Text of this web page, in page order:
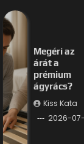
Megéri az
árát a
prémium
ágyrács?
Kiss Kata
2026-